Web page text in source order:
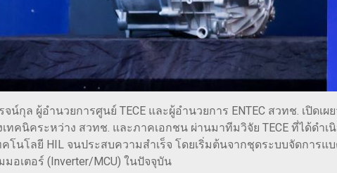
น์กุล ผู้อำนวยการศูนย์ TECE และผู้อำนวยการ ENTEC สวทช. เปิด
ทคนิคระหว่าง สวทช. และภาคเอกชน ผ่านมาทีมวิจัย TECE ที่ได้ดำ
คโนโลยี HIL จนประสบความสำเร็จ โดยเริ่มต้นจากชุดระบบจัดการ
อเตอร์ (Inverter/MCU) ในปัจจุบัน